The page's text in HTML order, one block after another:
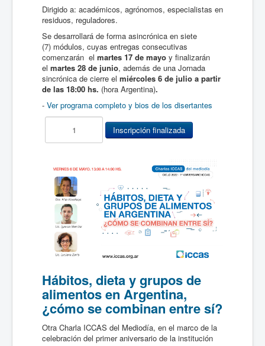
Dirigido a: académicos, agrónomos, especialistas en
residuos, reguladores.
Se desarrollará de forma asincrónica en siete
(7) módulos, cuyas entregas consecutivas
comenzarán el martes 17 de mayo y finalizarán
el martes 28 de junio, además de una Jornada
sincrónica de cierre el miércoles 6 de julio a partir
de las 18:00 hs. (hora Argentina).
- Ver programa completo y bios de los disertantes
Hábitos, dieta y grupos de
alimentos en Argentina,
¿cómo se combinan entre sí?
Otra Charla ICCAS del Mediodía, en el marco de la
celebración del primer aniversario de la institución